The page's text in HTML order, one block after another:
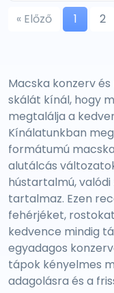
« Előző 1 2
Macska konzerv
skálát kínál, hogy
megtalálja a
Kínálatunkban
formátumú
alutálcás
hústartalmú,
tartalmaz. Ezen
fehérjéket,
kedvence mindig
egyadagos
tápok kényelmes
adagolásra és a